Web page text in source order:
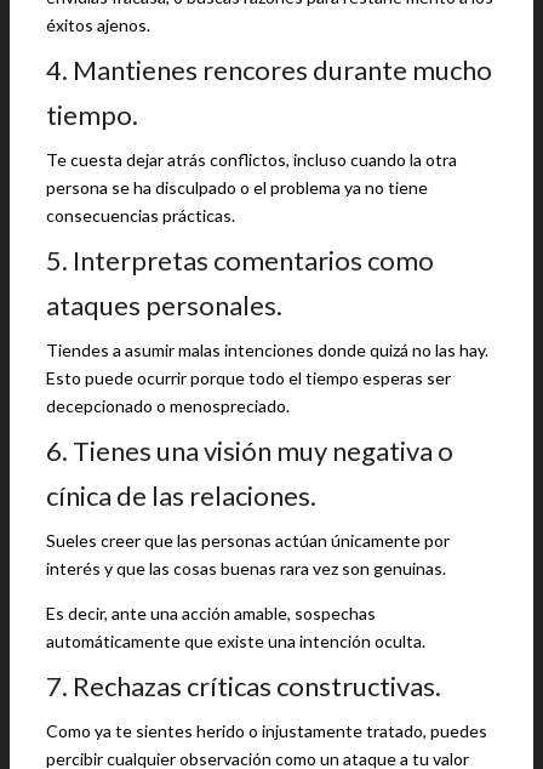
éxitos ajenos.
4. Mantienes rencores durante mucho
tiempo.
Te cuesta dejar atrás conflictos, incluso cuando la otra
persona se ha disculpado o el problema ya no tiene
consecuencias prácticas.
5. Interpretas comentarios como
ataques personales.
Tiendes a asumir malas intenciones donde quizá no las hay.
Esto puede ocurrir porque todo el tiempo esperas ser
decepcionado o menospreciado.
6. Tienes una visión muy negativa o
cínica de las relaciones.
Sueles creer que las personas actúan únicamente por
interés y que las cosas buenas rara vez son genuinas.
Es decir, ante una acción amable, sospechas
automáticamente que existe una intención oculta.
7. Rechazas críticas constructivas.
Como ya te sientes herido o injustamente tratado, puedes
percibir cualquier observación como un ataque a tu valor